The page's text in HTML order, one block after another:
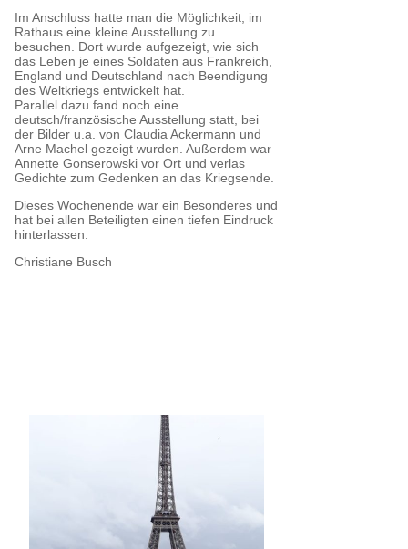
Im Anschluss hatte man die Möglichkeit, im
Rathaus eine kleine Ausstellung zu
besuchen. Dort wurde aufgezeigt, wie sich
das Leben je eines Soldaten aus Frankreich,
England und Deutschland nach Beendigung
des Weltkriegs entwickelt hat.
Parallel dazu fand noch eine
deutsch/französische Ausstellung statt, bei
der Bilder u.a. von Claudia Ackermann und
Arne Machel gezeigt wurden. Außerdem war
Annette Gonserowski vor Ort und verlas
Gedichte zum Gedenken an das Kriegsende.
Dieses Wochenende war ein Besonderes und
hat bei allen Beteiligten einen tiefen Eindruck
hinterlassen.
Christiane Busch